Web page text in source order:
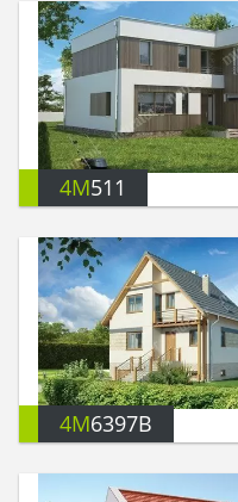
4M511
4M6397B